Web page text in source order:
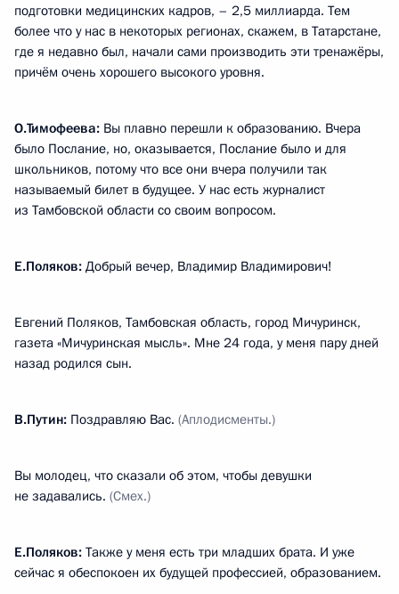
подготовки медицинских кадров, – 2,5 миллиарда. Тем
более что у нас в некоторых регионах, скажем, в Татарстане,
где я недавно был, начали сами производить эти тренажёры,
причём очень хорошего высокого уровня.
О.Тимофеева: Вы плавно перешли к образованию. Вчера
было Послание, но, оказывается, Послание было и для
школьников, потому что все они вчера получили так
называемый билет в будущее. У нас есть журналист
из Тамбовской области со своим вопросом.
Е.Поляков: Добрый вечер, Владимир Владимирович!
Евгений Поляков, Тамбовская область, город Мичуринск,
газета «Мичуринская мысль». Мне 24 года, у меня пару дней
назад родился сын.
В.Путин: Поздравляю Вас. (Аплодисменты.)
Вы молодец, что сказали об этом, чтобы девушки
не задавались. (Смех.)
Е.Поляков: Также у меня есть три младших брата. И уже
сейчас я обеспокоен их будущей профессией, образованием.